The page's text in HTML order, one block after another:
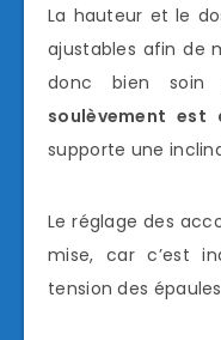
La hauteur et le
ajustables afin de
donc bien
soulèvement est
supporte une
Le réglage des
mise, car c’est
tension des